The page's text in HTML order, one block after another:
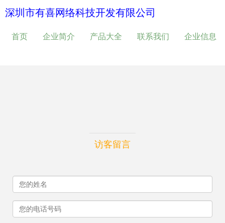
深圳市有喜网络科技开发有限公司
首页 企业简介 产品大全 联系我们 企业信息
访客留言